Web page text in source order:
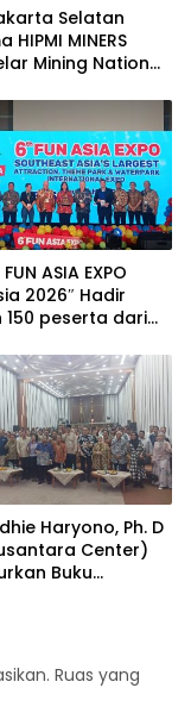
Selatan
HIPMI MINERS
Mining Nation
Jakarta
ASIA EXPO
2026″ Hadir
150 peserta dari
Rekreasi
Pariwisata
Air
Haryono, Ph. D
Center)
Buku
Nasional
“Urgensi Undang-
Ruas yang